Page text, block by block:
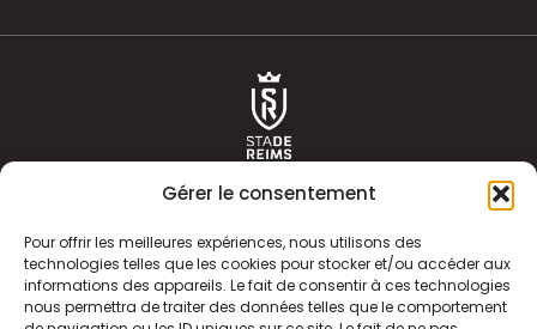
Gérer le consentement
Pour offrir les meilleures expériences, nous utilisons des
technologies telles que les cookies pour stocker et/ou accéder aux
informations des appareils. Le fait de consentir à ces technologies
nous permettra de traiter des données telles que le comportement
ACTUALITÉS HISTOIRE